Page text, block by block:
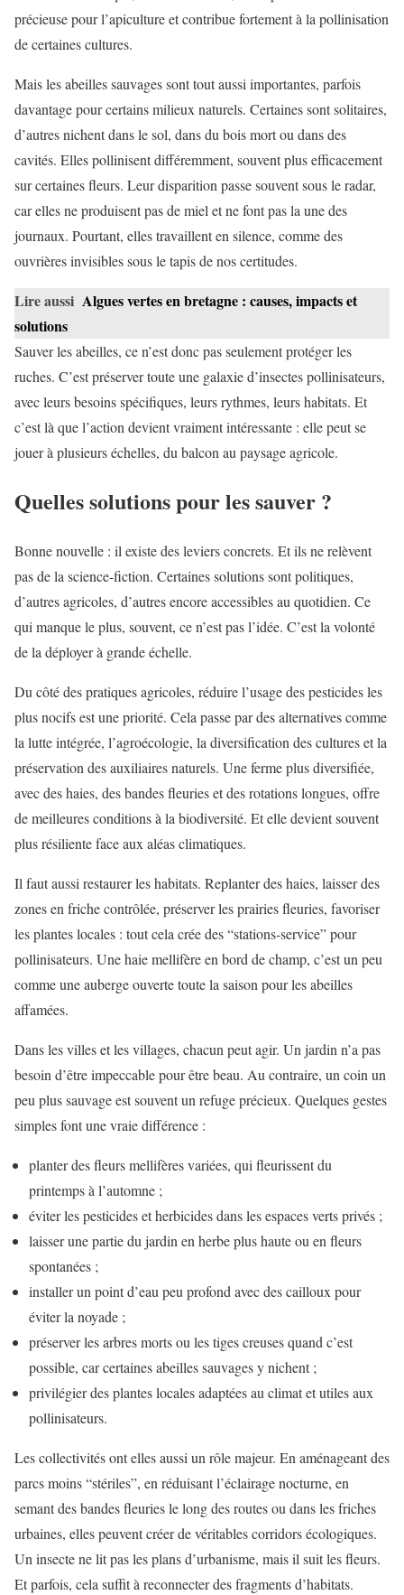
précieuse pour l’apiculture et contribue fortement à la pollinisation
de certaines cultures.
Mais les abeilles sauvages sont tout aussi importantes, parfois
davantage pour certains milieux naturels. Certaines sont solitaires,
d’autres nichent dans le sol, dans du bois mort ou dans des
cavités. Elles pollinisent différemment, souvent plus efficacement
sur certaines fleurs. Leur disparition passe souvent sous le radar,
car elles ne produisent pas de miel et ne font pas la une des
journaux. Pourtant, elles travaillent en silence, comme des
ouvrières invisibles sous le tapis de nos certitudes.
Lire aussi Algues vertes en bretagne : causes, impacts et
solutions
Sauver les abeilles, ce n’est donc pas seulement protéger les
ruches. C’est préserver toute une galaxie d’insectes pollinisateurs,
avec leurs besoins spécifiques, leurs rythmes, leurs habitats. Et
c’est là que l’action devient vraiment intéressante : elle peut se
jouer à plusieurs échelles, du balcon au paysage agricole.
Quelles solutions pour les sauver ?
Bonne nouvelle : il existe des leviers concrets. Et ils ne relèvent
pas de la science-fiction. Certaines solutions sont politiques,
d’autres agricoles, d’autres encore accessibles au quotidien. Ce
qui manque le plus, souvent, ce n’est pas l’idée. C’est la volonté
de la déployer à grande échelle.
Du côté des pratiques agricoles, réduire l’usage des pesticides les
plus nocifs est une priorité. Cela passe par des alternatives comme
la lutte intégrée, l’agroécologie, la diversification des cultures et la
préservation des auxiliaires naturels. Une ferme plus diversifiée,
avec des haies, des bandes fleuries et des rotations longues, offre
de meilleures conditions à la biodiversité. Et elle devient souvent
plus résiliente face aux aléas climatiques.
Il faut aussi restaurer les habitats. Replanter des haies, laisser des
zones en friche contrôlée, préserver les prairies fleuries, favoriser
les plantes locales : tout cela crée des “stations-service” pour
pollinisateurs. Une haie mellifère en bord de champ, c’est un peu
comme une auberge ouverte toute la saison pour les abeilles
affamées.
Dans les villes et les villages, chacun peut agir. Un jardin n’a pas
besoin d’être impeccable pour être beau. Au contraire, un coin un
peu plus sauvage est souvent un refuge précieux. Quelques gestes
simples font une vraie différence :
planter des fleurs mellifères variées, qui fleurissent du
printemps à l’automne ;
éviter les pesticides et herbicides dans les espaces verts privés ;
laisser une partie du jardin en herbe plus haute ou en fleurs
spontanées ;
installer un point d’eau peu profond avec des cailloux pour
éviter la noyade ;
préserver les arbres morts ou les tiges creuses quand c’est
possible, car certaines abeilles sauvages y nichent ;
privilégier des plantes locales adaptées au climat et utiles aux
pollinisateurs.
Les collectivités ont elles aussi un rôle majeur. En aménageant des
parcs moins “stériles”, en réduisant l’éclairage nocturne, en
semant des bandes fleuries le long des routes ou dans les friches
urbaines, elles peuvent créer de véritables corridors écologiques.
Un insecte ne lit pas les plans d’urbanisme, mais il suit les fleurs.
Et parfois, cela suffit à reconnecter des fragments d’habitats.